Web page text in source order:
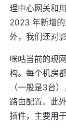
理中心网关和
2023 年新增
外，我们还对
咪咕当前的现
构。每个机房
（一般是3台
路由配置。此
插件，主要用